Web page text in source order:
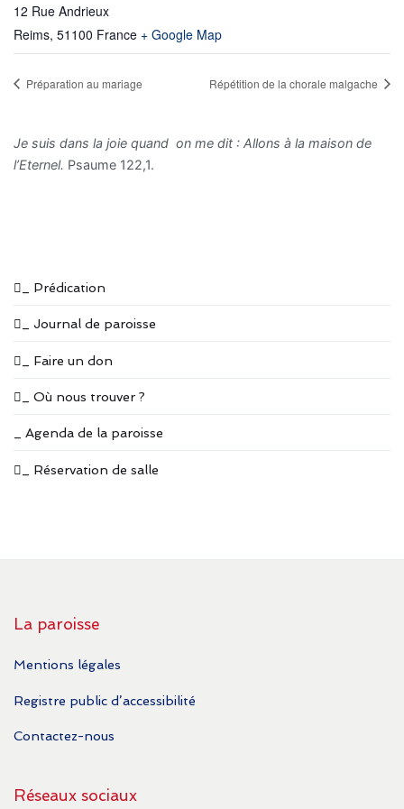
12 Rue Andrieux
Reims, 51100 France + Google Map
Préparation au mariage Répétition de la chorale malgache
Je suis dans la joie quand on me dit : Allons à la maison de
l’Eternel. Psaume 122,1.
_ Prédication
_ Journal de paroisse
_ Faire un don
_ Où nous trouver ?
_ Agenda de la paroisse
_ Réservation de salle
La paroisse
Mentions légales
Registre public d’accessibilité
Contactez-nous
Réseaux sociaux